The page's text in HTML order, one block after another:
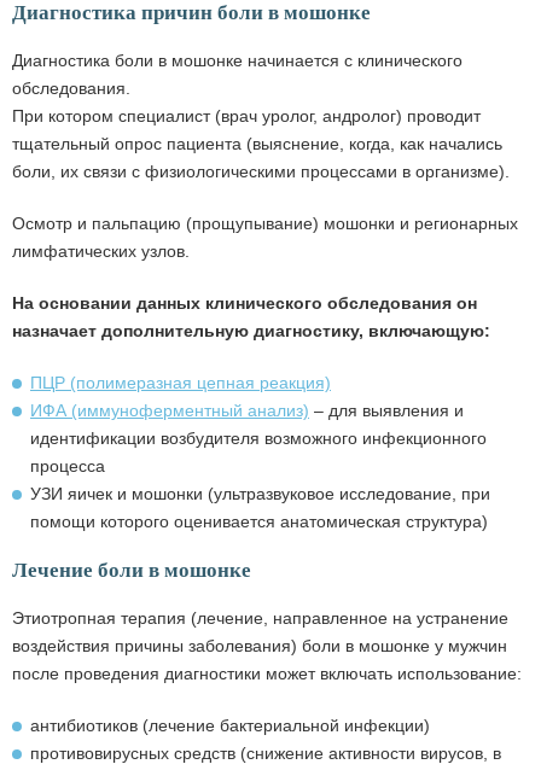
Диагностика причин боли в мошонке
Диагностика боли в мошонке начинается с клинического
обследования.
При котором специалист (врач уролог, андролог) проводит
тщательный опрос пациента (выяснение, когда, как начались
боли, их связи с физиологическими процессами в организме).
Осмотр и пальпацию (прощупывание) мошонки и регионарных
лимфатических узлов.
На основании данных клинического обследования он
назначает дополнительную диагностику, включающую:
ПЦР (полимеразная цепная реакция)
ИФА (иммуноферментный анализ) – для выявления и
идентификации возбудителя возможного инфекционного
процесса
УЗИ яичек и мошонки (ультразвуковое исследование, при
помощи которого оценивается анатомическая структура)
Лечение боли в мошонке
Этиотропная терапия (лечение, направленное на устранение
воздействия причины заболевания) боли в мошонке у мужчин
после проведения диагностики может включать использование:
антибиотиков (лечение бактериальной инфекции)
противовирусных средств (снижение активности вирусов, в